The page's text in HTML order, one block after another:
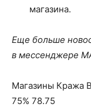
магазина.
Еще больше
в мессенджере
Магазины Кража
75% 78.75